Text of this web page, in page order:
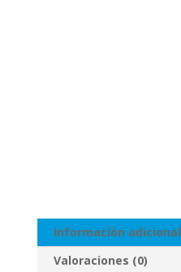
Información adicional
Valoraciones (0)